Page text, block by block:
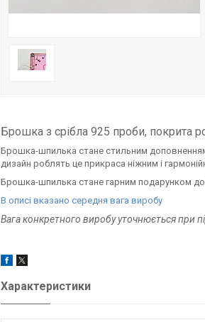
Брошка з срібла 925 проби, покрита
Брошка-шпилька стане стильним
дизайн роблять це прикраса ніжним і
Брошка-шпилька стане гарним подарунком до
В описі вказано середня вага виробу
Вага конкретного виробу уточнюється при
Характеристики